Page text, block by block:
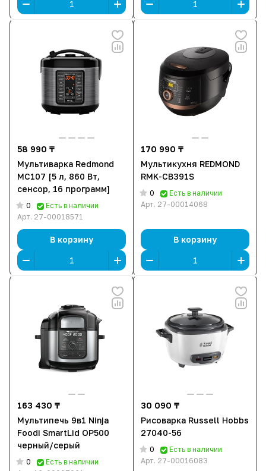
58 990 ₸
Мультиварка Redmond
MC107 [5 л, 860 Вт,
сенсор, 16 программ]
0
Есть в наличии
Арт. 27-00018571
В корзину
170 990 ₸
Мультикухня REDMOND
RMK-CB391S
0
Есть в наличии
Арт. 27-00014068
В корзину
163 430 ₸
Мультипечь 9в1 Ninja
Foodi SmartLid OP500
черный/серый
0
Есть в наличии
30 090 ₸
Рисоварка Russell Hobbs
27040-56
0
Есть в наличии
Арт. 27-00016083